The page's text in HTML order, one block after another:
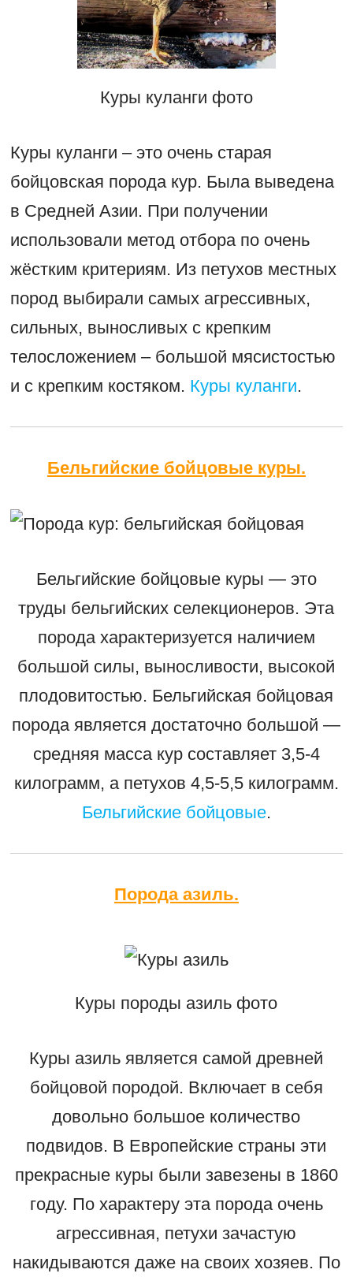
Куры куланги фото
Куры куланги – это очень старая
бойцовская порода кур. Была выведена
в Средней Азии. При получении
использовали метод отбора по очень
жёстким критериям. Из петухов местных
пород выбирали самых агресcивных,
сильных, выносливых с крепким
телосложением – большой мясистостью
и с крепким костяком. Куры куланги.
Бельгийские бойцовые куры.
Бельгийские бойцовые куры — это
труды бельгийских селекционеров. Эта
порода характеризуется наличием
большой силы, выносливости, высокой
плодовитостью. Бельгийская бойцовая
порода является достаточно большой —
средняя масса кур составляет 3,5-4
килограмм, а петухов 4,5-5,5 килограмм.
Бельгийские бойцовые.
Порода азиль.
Куры породы азиль фото
Куры азиль является самой древней
бойцовой породой. Включает в себя
довольно большое количество
подвидов. В Европейские страны эти
прекрасные куры были завезены в 1860
году. По характеру эта порода очень
агрессивная, петухи зачастую
накидываются даже на своих хозяев. По